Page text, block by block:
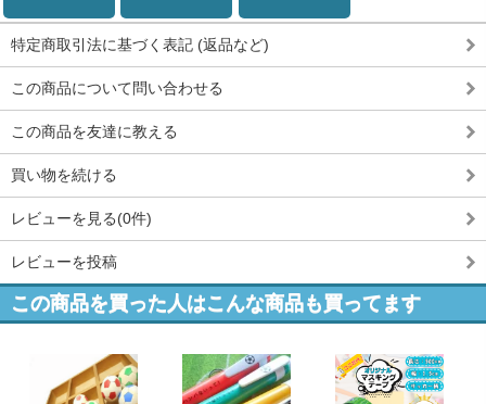
特定商取引法に基づく表記 (返品など)
この商品について問い合わせる
この商品を友達に教える
買い物を続ける
レビューを見る(0件)
レビューを投稿
この商品を買った人はこんな商品も買ってます